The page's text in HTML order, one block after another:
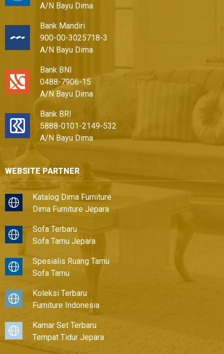
A/N Bayu Dima
Bank Mandiri
900-00-3025718-3
A/N Bayu Dima
Bank BNI
0488-7906-15
A/N Bayu Dima
Bank BRI
5888-0101-2149-532
A/N Bayu Dima
WEBSITE PARTNER
Katalog Dima Furniture
Dima Furniture Jepara
Sofa Terbaru
Sofa Tamu Jepara
Spesialis Ruang Tamu
Sofa Tamu
Koleksi Terbaru
Furniture Indonesia
Kamar Set Terbaru
Tempat Tidur Jepara